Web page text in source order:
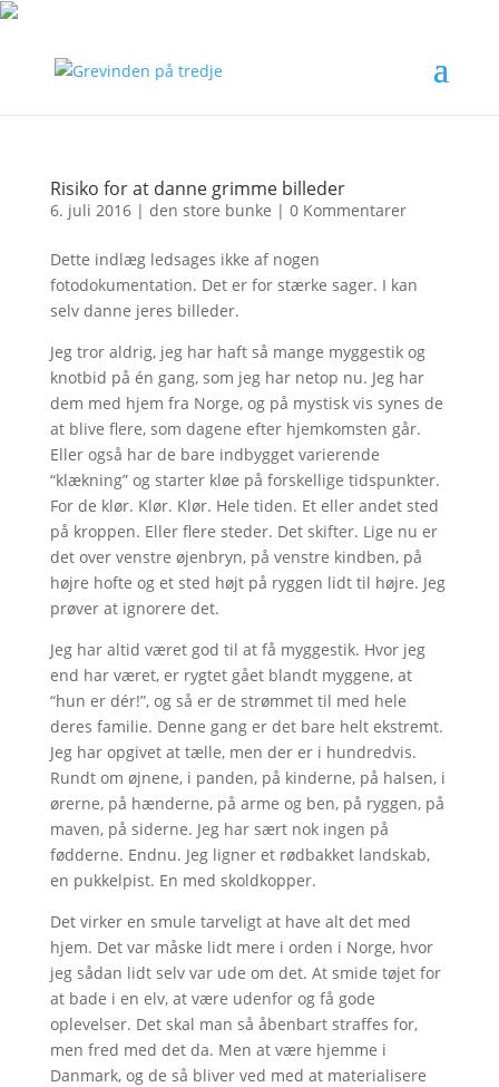
Risiko for at danne grimme billeder
6. juli 2016| den store bunke | 0 Kommentarer
Dette indlæg ledsages ikke af nogen
fotodokumentation. Det er for stærke sager. I kan
selv danne jeres billeder.
Jeg tror aldrig, jeg har haft så mange myggestik og
knotbid på én gang, som jeg har netop nu. Jeg har
dem med hjem fra Norge, og på mystisk vis synes de
at blive flere, som dagene efter hjemkomsten går.
Eller også har de bare indbygget varierende
“klækning” og starter kløe på forskellige tidspunkter.
For de klør. Klør. Klør. Hele tiden. Et eller andet sted
på kroppen. Eller flere steder. Det skifter. Lige nu er
det over venstre øjenbryn, på venstre kindben, på
højre hofte og et sted højt på ryggen lidt til højre. Jeg
prøver at ignorere det.
Jeg har altid været god til at få myggestik. Hvor jeg
end har været, er rygtet gået blandt myggene, at
“hun er dér!”, og så er de strømmet til med hele
deres familie. Denne gang er det bare helt ekstremt.
Jeg har opgivet at tælle, men der er i hundredvis.
Rundt om øjnene, i panden, på kinderne, på halsen, i
ørerne, på hænderne, på arme og ben, på ryggen, på
maven, på siderne. Jeg har sært nok ingen på
fødderne. Endnu. Jeg ligner et rødbakket landskab,
en pukkelpist. En med skoldkopper.
Det virker en smule tarveligt at have alt det med
hjem. Det var måske lidt mere i orden i Norge, hvor
jeg sådan lidt selv var ude om det. At smide tøjet for
at bade i en elv, at være udenfor og få gode
oplevelser. Det skal man så åbenbart straffes for,
men fred med det da. Men at være hjemme i
Danmark, og de så bliver ved med at materialisere